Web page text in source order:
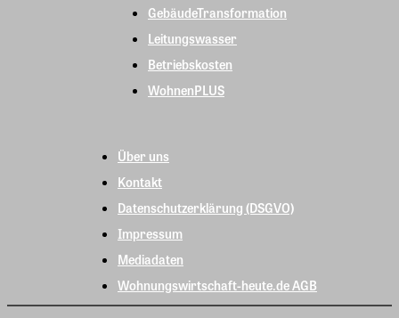
GebäudeTransformation
Leitungswasser
Betriebskosten
WohnenPLUS
Über uns
Kontakt
Datenschutzerklärung (DSGVO)
Impressum
Mediadaten
Wohnungswirtschaft-heute.de AGB